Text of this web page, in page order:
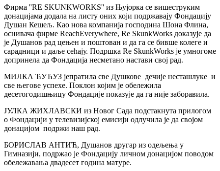
Фирма ''RE SKUNKWORKS'' из Њујорка се вишеструким
донацијама додала на листу оних који подржавају Фондацију
Душан Кешељ. Као нова компанија господина Шона Флина,
оснивача фирме ReachEverywhere, Re SkunkWorks доказује да
је Душанов рад цењен и поштован и да га се бивше колеге и
сарадници и даље сећају. Подршка Re SkunkWorks је умногоме
допринела да Фондација несметано настави свој рад.
МИЛКА ЋУЋУЗ јепратила све Душкове дечије несташлуке и
све његове успехе. Поклон којим је обележила
десетогодишњицу Фондације показује да га није заборавила.
ЈУЛКА ЖИХЛАВСКИ из Новог Сада подстакнута прилогом
о Фондацији у телевизијској емисији одлучила је да својом
донацијом подржи наш рад.
БОРИСЛАВ АНТИЋ, Душанов другар из одељења у
Гимназији, подржао је Фондацију личном донацијом поводом
обележавања двадесет година матуре.